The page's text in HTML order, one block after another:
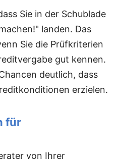
Sie in der Schublade
landen. Das
Sie die Prüfkriterien
gut kennen.
deutlich, dass
erzielen.
für
von Ihrer